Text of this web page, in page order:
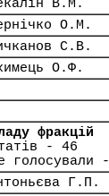
В.М.
О.М.
С.В.
О.Ф.
фракцій
- 46
Г.П.